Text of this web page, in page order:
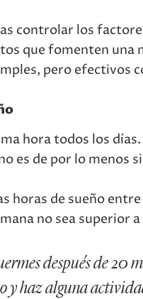
controlar los
que fomenten una
pero efectivos
hora todos los
es de por lo menos
horas de sueño
no sea superior
después de 20
y haz alguna